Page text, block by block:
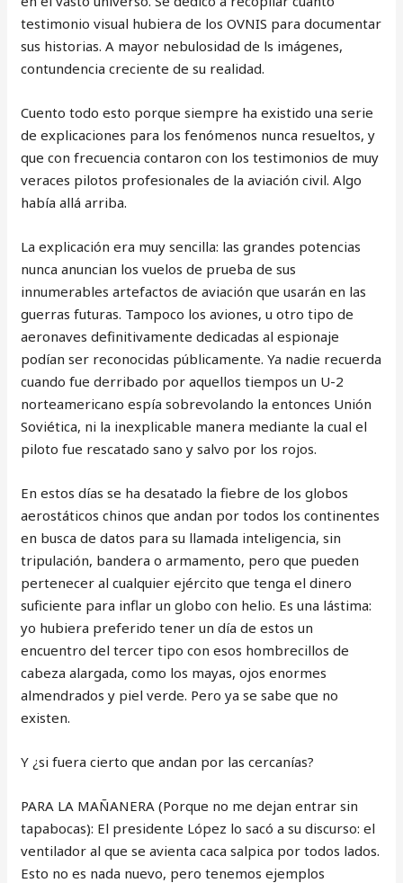
testimonio visual hubiera de los OVNIS para documentar
sus historias. A mayor nebulosidad de ls imágenes,
contundencia creciente de su realidad.
Cuento todo esto porque siempre ha existido una serie
de explicaciones para los fenómenos nunca resueltos, y
que con frecuencia contaron con los testimonios de muy
veraces pilotos profesionales de la aviación civil. Algo
había allá arriba.
La explicación era muy sencilla: las grandes potencias
nunca anuncian los vuelos de prueba de sus
innumerables artefactos de aviación que usarán en las
guerras futuras. Tampoco los aviones, u otro tipo de
aeronaves definitivamente dedicadas al espionaje
podían ser reconocidas públicamente. Ya nadie recuerda
cuando fue derribado por aquellos tiempos un U-2
norteamericano espía sobrevolando la entonces Unión
Soviética, ni la inexplicable manera mediante la cual el
piloto fue rescatado sano y salvo por los rojos.
En estos días se ha desatado la fiebre de los globos
aerostáticos chinos que andan por todos los continentes
en busca de datos para su llamada inteligencia, sin
tripulación, bandera o armamento, pero que pueden
pertenecer al cualquier ejército que tenga el dinero
suficiente para inflar un globo con helio. Es una lástima:
yo hubiera preferido tener un día de estos un
encuentro del tercer tipo con esos hombrecillos de
cabeza alargada, como los mayas, ojos enormes
almendrados y piel verde. Pero ya se sabe que no
existen.
Y ¿si fuera cierto que andan por las cercanías?
PARA LA MAÑANERA (Porque no me dejan entrar sin
tapabocas): El presidente López lo sacó a su discurso: el
ventilador al que se avienta caca salpica por todos lados.
Esto no es nada nuevo, pero tenemos ejemplos